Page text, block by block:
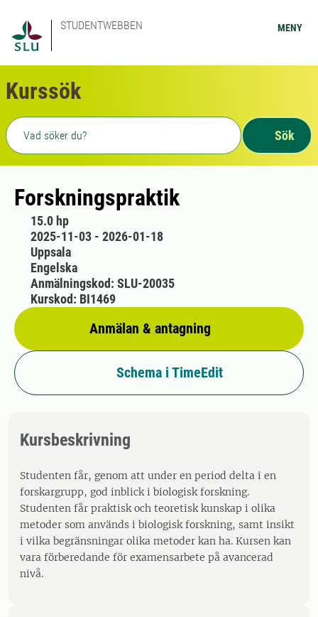
STUDENTWEBBEN MENY
Kurssök
Fritext sökning
Sök
Forskningspraktik
15.0 hp
2025-11-03 - 2026-01-18
Uppsala
Engelska
Anmälan & antagning
Anmälningskod: SLU-20035
Kurskod: BI1469
Schema i TimeEdit
Kursbeskrivning
Studenten får, genom att under en period delta i en
forskargrupp, god inblick i biologisk forskning.
Studenten får praktisk och teoretisk kunskap i olika
metoder som används i biologisk forskning, samt insikt
i vilka begränsningar olika metoder kan ha. Kursen kan
vara förberedande för examensarbete på avancerad
nivå.